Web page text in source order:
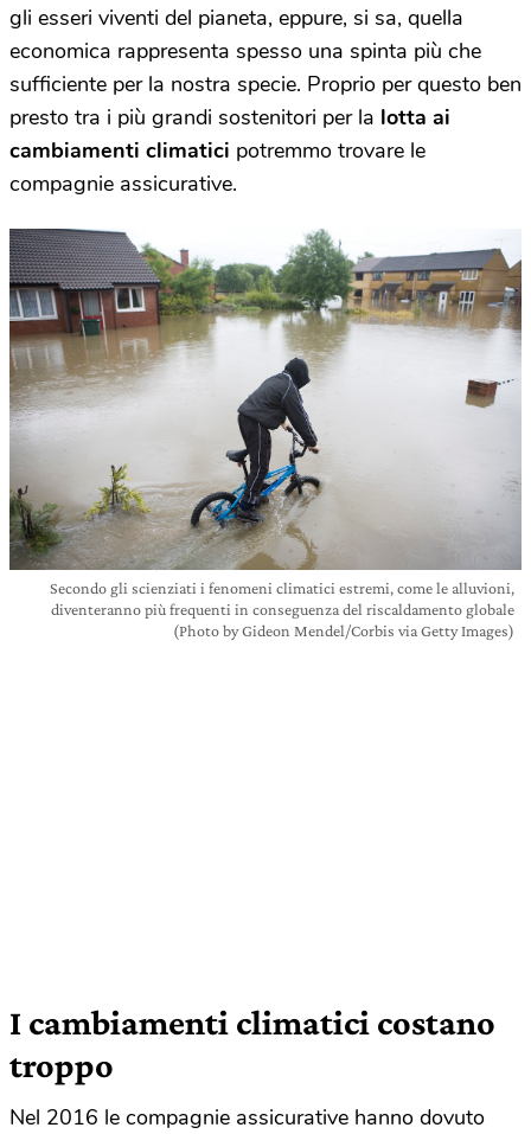
gli esseri viventi del pianeta, eppure, si sa, quella
economica rappresenta spesso una spinta più che
sufficiente per la nostra specie. Proprio per questo ben
presto tra i più grandi sostenitori per la lotta ai
cambiamenti climatici potremmo trovare le
compagnie assicurative.
Secondo gli scienziati i fenomeni climatici estremi, come le alluvioni,
diventeranno più frequenti in conseguenza del riscaldamento globale
(Photo by Gideon Mendel/Corbis via Getty Images)
I cambiamenti climatici costano
troppo
Nel 2016 le compagnie assicurative hanno dovuto